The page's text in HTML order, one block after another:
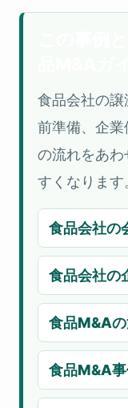
食品会社の
前準備、企
の流れをあ
すくなります
食品会社の
食品会社の
食品M&A
食品M&A